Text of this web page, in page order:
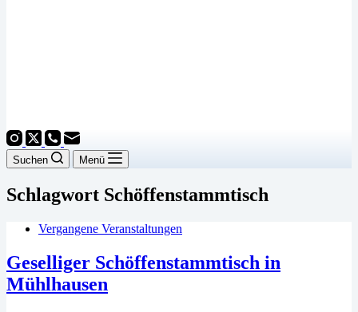
Suchen Menü
Schlagwort Schöffenstammtisch
Vergangene Veranstaltungen
Geselliger Schöffenstammtisch in
Mühlhausen